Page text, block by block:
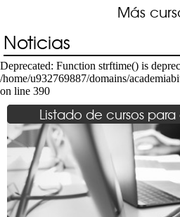
Más
Noticias
Deprecated: Function strftime() is
/home/u932769887/domains/
on line 390
Listado de cursos